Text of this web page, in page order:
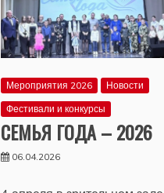
Мероприятия 2026
Новости
Фестивали и конкурсы
СЕМЬЯ ГОДА – 2026
06.04.2026